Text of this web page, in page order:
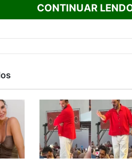
CONTINUAR